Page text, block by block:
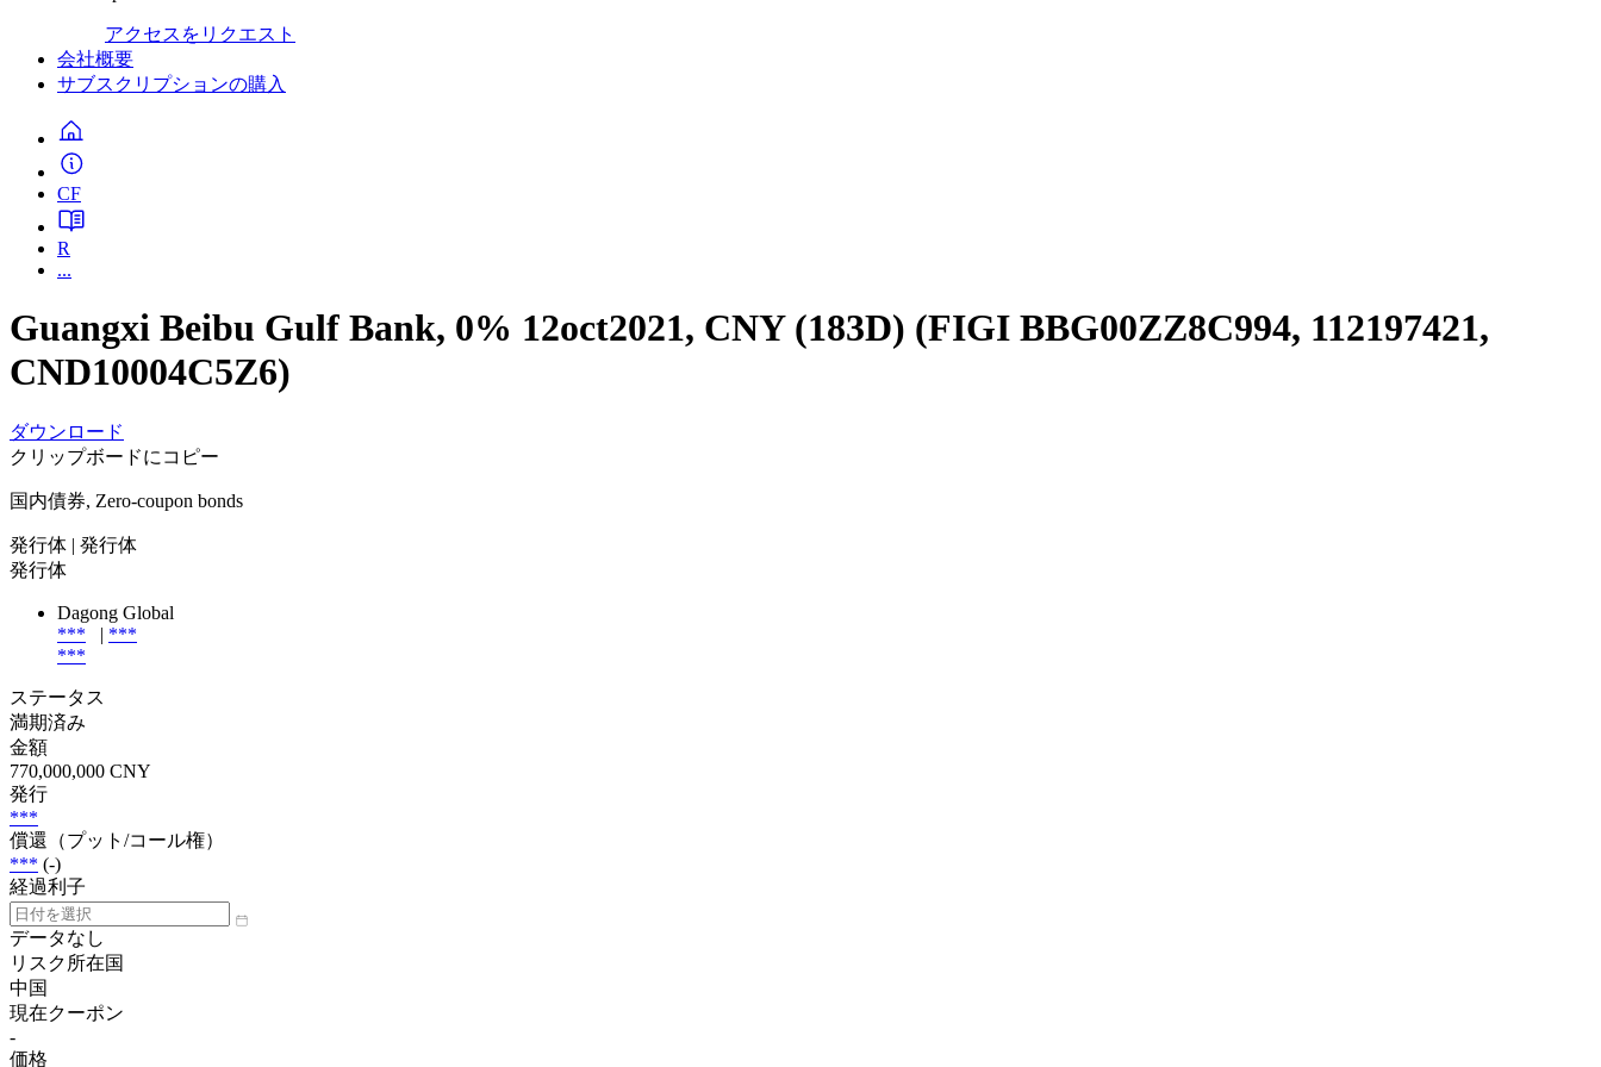
アクセスをリクエスト
会社概要
サブスクリプションの購入
CF
R
...
Guangxi Beibu Gulf Bank, 0% 12oct2021, CNY (183D) (FIGI BBG00ZZ8C994, 112197421,
CND10004C5Z6)
ダウンロード
クリップボードにコピー
国内債券, Zero-coupon bonds
発行体 | 発行体
発行体
Dagong Global
***
| ***
***
ステータス
満期済み
金額
770,000,000 CNY
発行
***
償還（プット/コール権）
*** (-)
経過利子
データなし
リスク所在国
中国
現在クーポン
-
価格